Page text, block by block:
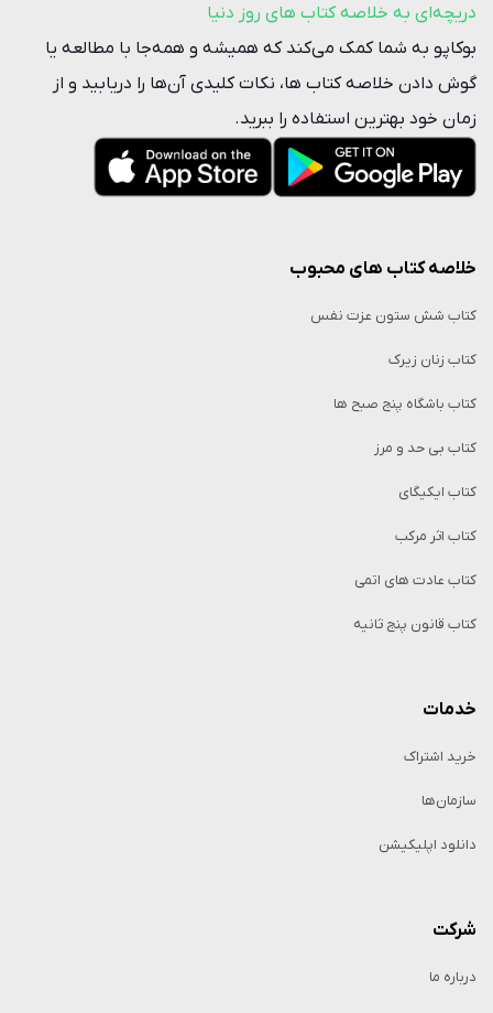
دریچه‌ای به خلاصه کتاب‌ های روز دنیا
بوکاپو به شما کمک می‌کند که همیشه و همه‌جا با مطالعه یا
گوش دادن خلاصه‌ کتاب ها، نکات کلیدی آن‌ها را دریابید و از
زمان خود بهترین استفاده را ببرید.
خلاصه کتاب‌ های محبوب
کتاب شش ستون عزت نفس
کتاب زنان زیرک
کتاب باشگاه پنج صبح ها
کتاب بی حد و مرز
کتاب ایکیگای
کتاب اثر مرکب
کتاب عادت های اتمی
کتاب قانون پنج ثانیه
خدمات
خرید اشتراک
سازمان‌ها
دانلود اپلیکیشن
شرکت
درباره ما